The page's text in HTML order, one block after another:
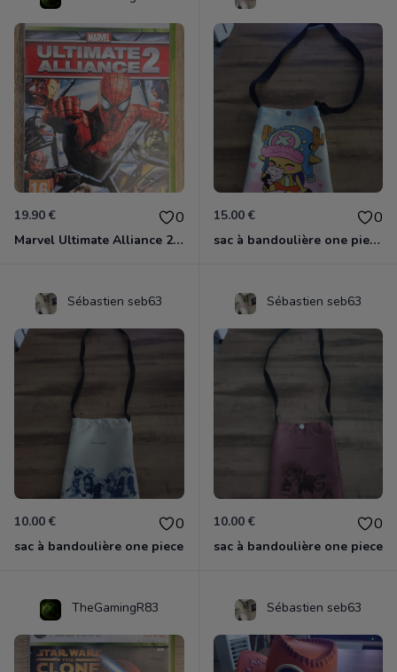
19.90 € 0
Marvel Ultimate Alliance 2 Xbox 360
15.00 € 0
sac à bandoulière one piece chopper
Sébastien seb63
10.00 € 0
sac à bandoulière one piece
Sébastien seb63
10.00 € 0
sac à bandoulière one piece
TheGamingR83 Sébastien seb63